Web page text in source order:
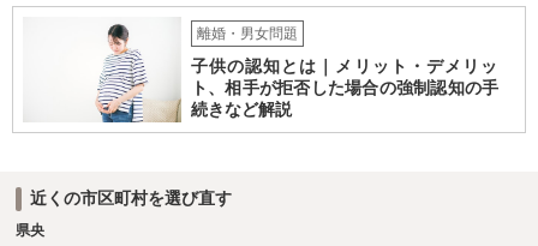
離婚・男女問題
子供の認知とは｜メリット・デメリッ
ト、相手が拒否した場合の強制認知の手
続きなど解説
近くの市区町村を選び直す
県央